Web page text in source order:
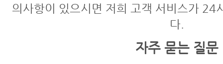
의사항이 있으시면 저희 고객 서비스가 24
다.
자주 묻는 질문